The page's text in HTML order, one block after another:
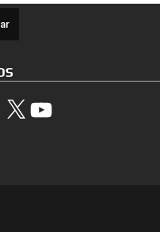
X YouTube